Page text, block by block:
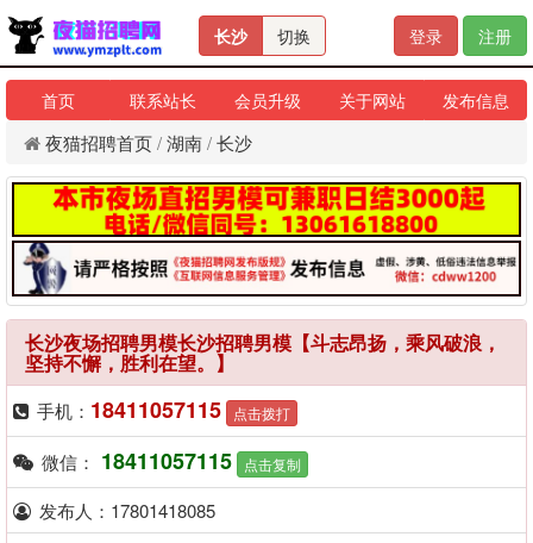
长沙 切换 登录 注册
首页 联系站长 会员升级 关于网站 发布信息
夜猫招聘首页/湖南/长沙
长沙夜场招聘男模长沙招聘男模【斗志昂扬，乘风破浪，
坚持不懈，胜利在望。】
手机： 18411057115 点击拨打
微信： 18411057115 点击复制
发布人：17801418085